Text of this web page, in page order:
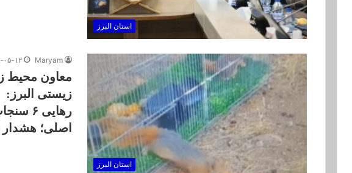
استان البرز
استان البرز
Maryam ۱۴۰۵-
معاون محیط
زیستی البرز:
رهایی
اصلی؛